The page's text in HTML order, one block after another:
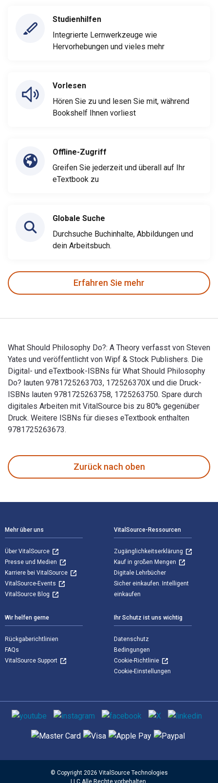
Studienhilfen
Integrierte Lernwerkzeuge wie
Hervorhebungen und vieles mehr
Vorlesen
Hören Sie zu und lesen Sie mit, während
Bookshelf Ihnen vorliest
Offline-Zugriff
Greifen Sie jederzeit und überall auf Ihr
eTextbook zu
Globale Suche
Durchsuche Buchinhalte, Abbildungen und
dein Arbeitsbuch.
Erfahren Sie mehr
What Should Philosophy Do?: A Theory verfasst von Steven
Yates und veröffentlicht von Wipf & Stock Publishers. Die
Digital- und eTextbook-ISBNs für What Should Philosophy
Do? lauten 9781725263703, 172526370X und die Druck-
ISBNs lauten 9781725263758, 1725263750. Spare durch
digitales Arbeiten mit VitalSource bis zu 80% gegenüber
Druck. Weitere ISBNs für dieses eTextbook enthalten
9781725263673.
Zurück nach oben
Mehr über uns
Über VitalSource
Presse und Medien
Karriere bei VitalSource
VitalSource-Events
VitalSource Blog
VitalSource-Ressourcen
Zugänglichkeitserklärung
Kauf in großen Mengen
Digitale Lehrbücher
Sicher einkaufen. Intelligent
einkaufen
Wir helfen gerne
Rückgaberichtlinien
FAQs
VitalSource Support
Ihr Schutz ist uns wichtig
Datenschutz
Bedingungen
Cookie-Richtlinie
Cookie-Einstellungen
Sozialen Medien
Unterstützte Zahlungsmethoden
© Copyright 2026 VitalSource Technologies
LLC Alle Rechte vorbehalten.